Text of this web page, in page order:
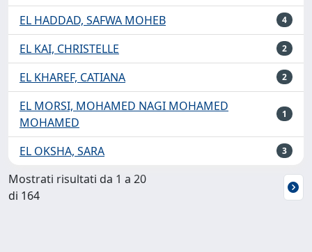
EL HADDAD, SAFWA MOHEB 4
EL KAI, CHRISTELLE 2
EL KHAREF, CATIANA 2
EL MORSI, MOHAMED NAGI MOHAMED
MOHAMED
1
EL OKSHA, SARA 3
Mostrati risultati da 1 a 20
di 164